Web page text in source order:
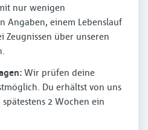
nur wenigen
Angaben, einem Lebenslauf
Zeugnissen über unseren
Wir prüfen deine
Du erhältst von uns
2 Wochen ein